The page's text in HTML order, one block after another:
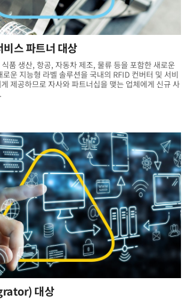
스 파트너 대상
품 생산, 항공, 자동차 제조, 물류 등을 포함한 새로운
운 지능형 라벨 솔루션을 국내의 RFID 컨버터 및 서비
제공하므로 자사와 파트너십을 맺는 업체에게 신규 사
대상